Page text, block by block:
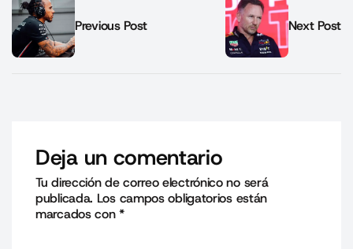
Previous Post Next Post
Deja un comentario
Tu dirección de correo electrónico no será
publicada. Los campos obligatorios están
marcados con*